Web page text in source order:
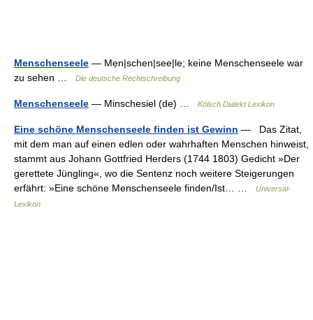
Menschenseele — Mẹn|schen|see|le; keine Menschenseele war
zu sehen …
Die deutsche Rechtschreibung
Menschenseele — Minschesiel (de) … Kölsch Dialekt Lexikon
Eine schöne Menschenseele finden ist Gewinn — Das Zitat,
mit dem man auf einen edlen oder wahrhaften Menschen hinweist,
stammt aus Johann Gottfried Herders (1744 1803) Gedicht »Der
gerettete Jüngling«, wo die Sentenz noch weitere Steigerungen
erfährt: »Eine schöne Menschenseele finden/Ist… …
Universal-
Lexikon